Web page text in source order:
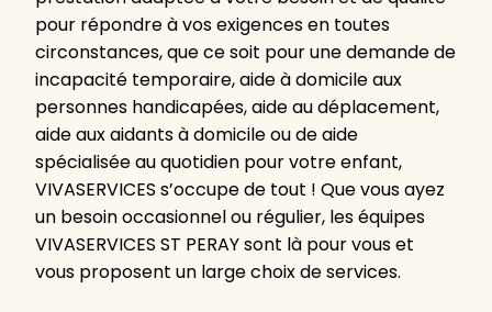
pour répondre à vos exigences en toutes
circonstances, que ce soit pour une demande de
incapacité temporaire, aide à domicile aux
personnes handicapées, aide au déplacement,
aide aux aidants à domicile ou de aide
spécialisée au quotidien pour votre enfant,
VIVASERVICES s’occupe de tout ! Que vous ayez
un besoin occasionnel ou régulier, les équipes
VIVASERVICES ST PERAY sont là pour vous et
vous proposent un large choix de services.